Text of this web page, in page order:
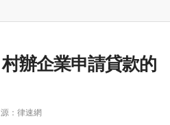
辦企業申請貸款的
：律速網